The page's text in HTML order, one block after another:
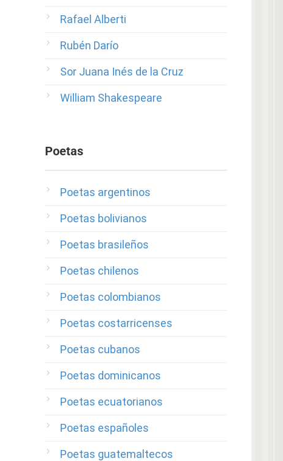
Rafael Alberti
Rubén Darío
Sor Juana Inés de la Cruz
William Shakespeare
Poetas
Poetas argentinos
Poetas bolivianos
Poetas brasileños
Poetas chilenos
Poetas colombianos
Poetas costarricenses
Poetas cubanos
Poetas dominicanos
Poetas ecuatorianos
Poetas españoles
Poetas guatemaltecos